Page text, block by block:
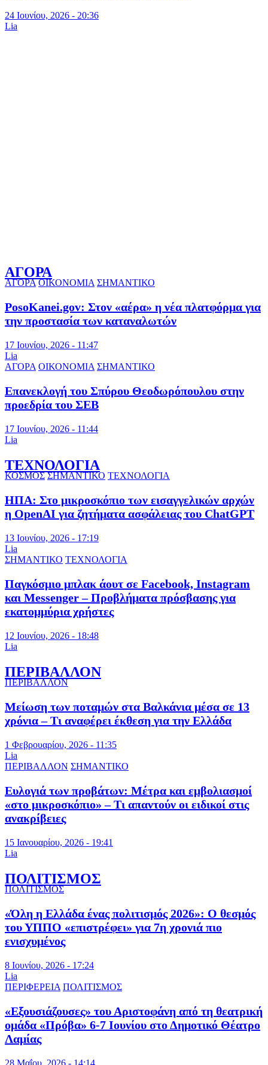
24 Ιουνίου, 2026 - 20:36
Lia
ΑΓΟΡΑ
ΑΓΟΡΑ ΟΙΚΟΝΟΜΙΑ ΣΗΜΑΝΤΙΚΟ
PosoKanei.gov: Στον «αέρα» η νέα πλατφόρμα για
την προστασία των καταναλωτών
17 Ιουνίου, 2026 - 11:47
Lia
ΑΓΟΡΑ ΟΙΚΟΝΟΜΙΑ ΣΗΜΑΝΤΙΚΟ
Επανεκλογή του Σπύρου Θεοδωρόπουλου στην
προεδρία του ΣΕΒ
17 Ιουνίου, 2026 - 11:44
Lia
ΤΕΧΝΟΛΟΓΙΑ
ΚΟΣΜΟΣ ΣΗΜΑΝΤΙΚΟ ΤΕΧΝΟΛΟΓΙΑ
ΗΠΑ: Στο μικροσκόπιο των εισαγγελικών αρχών
η OpenAI για ζητήματα ασφάλειας του ChatGPT
13 Ιουνίου, 2026 - 17:19
Lia
ΣΗΜΑΝΤΙΚΟ ΤΕΧΝΟΛΟΓΙΑ
Παγκόσμιο μπλακ άουτ σε Facebook, Instagram
και Messenger – Προβλήματα πρόσβασης για
εκατομμύρια χρήστες
12 Ιουνίου, 2026 - 18:48
Lia
ΠΕΡΙΒΑΛΛΟΝ
ΠΕΡΙΒΑΛΛΟΝ
Μείωση των ποταμών στα Βαλκάνια μέσα σε 13
χρόνια – Τι αναφέρει έκθεση για την Ελλάδα
1 Φεβρουαρίου, 2026 - 11:35
Lia
ΠΕΡΙΒΑΛΛΟΝ ΣΗΜΑΝΤΙΚΟ
Ευλογιά των προβάτων: Μέτρα και εμβολιασμοί
«στο μικροσκόπιο» – Τι απαντούν οι ειδικοί στις
ανακρίβειες
15 Ιανουαρίου, 2026 - 19:41
Lia
ΠΟΛΙΤΙΣΜΟΣ
ΠΟΛΙΤΙΣΜΟΣ
«Όλη η Ελλάδα ένας πολιτισμός 2026»: Ο θεσμός
του ΥΠΠΟ «επιστρέφει» για 7η χρονιά πιο
ενισχυμένος
8 Ιουνίου, 2026 - 17:24
Lia
ΠΕΡΙΦΕΡΕΙΑ ΠΟΛΙΤΙΣΜΟΣ
«Εξουσιάζουσες» του Αριστοφάνη από τη θεατρική
ομάδα «Πρόβα» 6-7 Ιουνίου στο Δημοτικό Θέατρο
Λαμίας
28 Μαΐου, 2026 - 14:14